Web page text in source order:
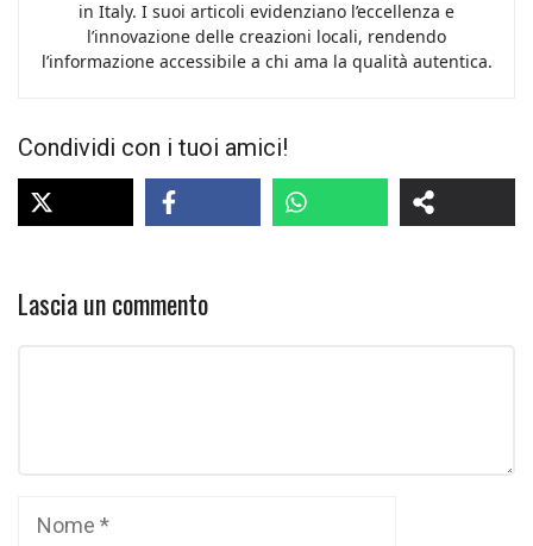
in Italy. I suoi articoli evidenziano l’eccellenza e
l’innovazione delle creazioni locali, rendendo
l’informazione accessibile a chi ama la qualità autentica.
Condividi con i tuoi amici!
Lascia un commento